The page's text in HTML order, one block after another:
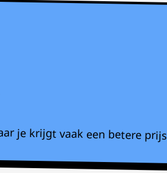
je krijgt vaak een betere prijs.